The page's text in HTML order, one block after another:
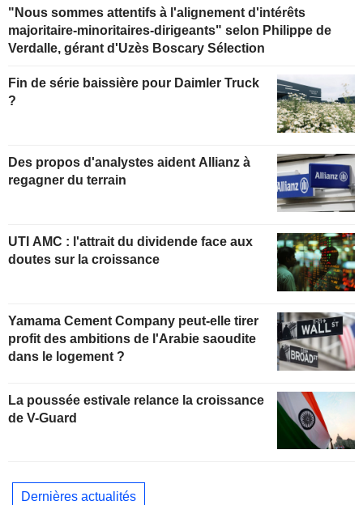
"Nous sommes attentifs à l'alignement d'intérêts
majoritaire-minoritaires-dirigeants" selon Philippe de
Verdalle, gérant d'Uzès Boscary Sélection
Fin de série baissière pour Daimler Truck
?
Des propos d'analystes aident Allianz à
regagner du terrain
UTI AMC : l'attrait du dividende face aux
doutes sur la croissance
Yamama Cement Company peut-elle tirer
profit des ambitions de l'Arabie saoudite
dans le logement ?
La poussée estivale relance la croissance
de V-Guard
Dernières actualités